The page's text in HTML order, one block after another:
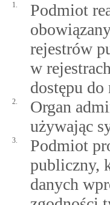
1.
Podmiot
rejestrów
w
dostępu do
2.
Organ
używając
3.
Podmiot
publiczny,
danych